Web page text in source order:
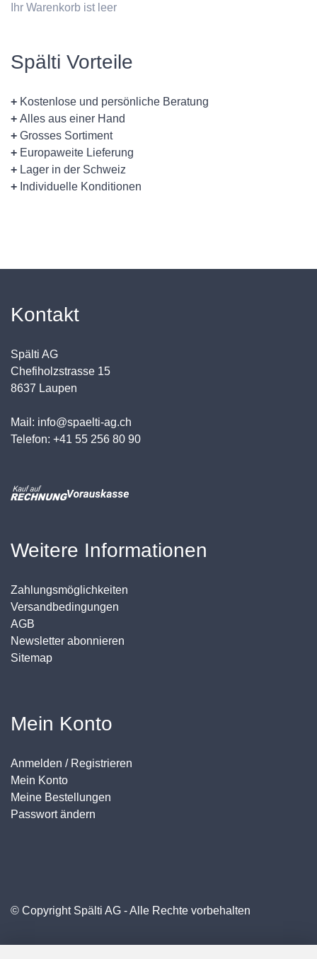
Ihr Warenkorb ist leer
Spälti Vorteile
+ Kostenlose und persönliche Beratung
+ Alles aus einer Hand
+ Grosses Sortiment
+ Europaweite Lieferung
+ Lager in der Schweiz
+ Individuelle Konditionen
Kontakt
Spälti AG
Chefiholzstrasse 15
8637 Laupen
Mail: info@spaelti-ag.ch
Telefon: +41 55 256 80 90
Weitere Informationen
Zahlungsmöglichkeiten
Versandbedingungen
AGB
Newsletter abonnieren
Sitemap
Mein Konto
Anmelden / Registrieren
Mein Konto
Meine Bestellungen
Passwort ändern
© Copyright Spälti AG - Alle Rechte vorbehalten